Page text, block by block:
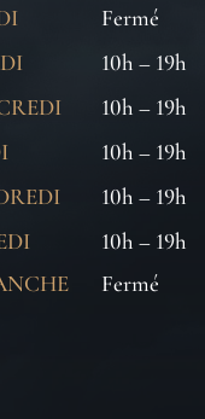
Fermé
10h – 19h
10h – 19h
10h – 19h
10h – 19h
10h – 19h
Fermé